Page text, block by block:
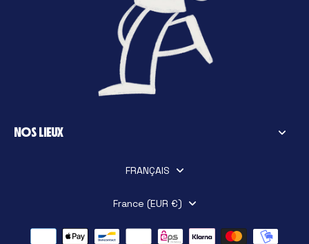
NOS LIEUX
FRANÇAIS
France (EUR €)